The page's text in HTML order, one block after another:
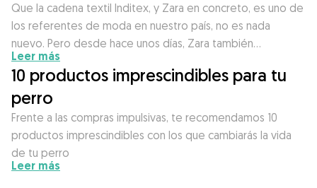
Que la cadena textil Inditex, y Zara en concreto, es uno de
los referentes de moda en nuestro país, no es nada
nuevo. Pero desde hace unos días, Zara también…
Leer más
10 productos imprescindibles para tu
perro
Frente a las compras impulsivas, te recomendamos 10
productos imprescindibles con los que cambiarás la vida
de tu perro
Leer más